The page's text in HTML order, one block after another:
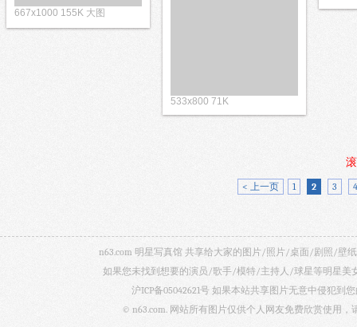
667x1000 155K 大图
533x800 71K
< 上一页 1 2 3 4
n63.com 明星写真馆 共享给大家的图片/照片/桌面/剧照/壁
如果您未找到想要的演员/歌手/模特/主持人/球星等明星美
沪ICP备05042621号 如果本站共享图片无意中侵犯到
© n63.com. 网站所有图片仅供个人网友免费欣赏使用